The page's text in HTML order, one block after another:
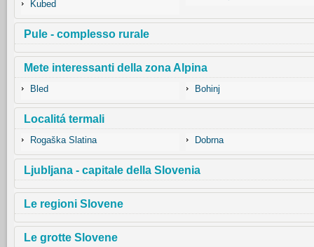
Kubed
Pule - complesso rurale
Mete interessanti della zona Alpina
Bled Bohinj
Localitá termali
Rogaška Slatina Dobrna
Ljubljana - capitale della Slovenia
Le regioni Slovene
Le grotte Slovene